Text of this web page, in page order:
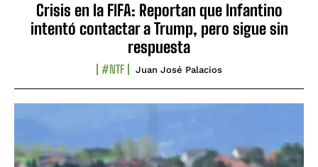
Crisis en la FIFA: Reportan que Infantino
intentó contactar a Trump, pero sigue sin
respuesta
#NTF Juan José Palacios